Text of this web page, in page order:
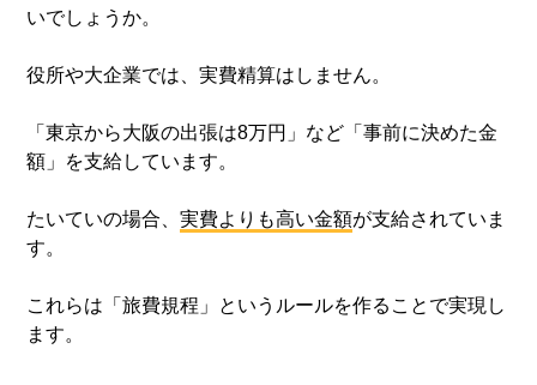
いでしょうか。
役所や大企業では、実費精算はしません。
「東京から大阪の出張は8万円」など「事前に決めた金
額」を支給しています。
たいていの場合、実費よりも高い金額が支給されていま
す。
これらは「旅費規程」というルールを作ることで実現し
ます。